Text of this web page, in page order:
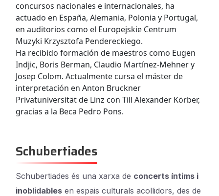
concursos nacionales e internacionales, ha
actuado en España, Alemania, Polonia y Portugal,
en auditorios como el Europejskie Centrum
Muzyki Krzysztofa Pendereckiego.
Ha recibido formación de maestros como Eugen
Indjic, Boris Berman, Claudio Martínez-Mehner y
Josep Colom. Actualmente cursa el máster de
interpretación en Anton Bruckner
Privatuniversität de Linz con Till Alexander Körber,
gracias a la Beca Pedro Pons.
Schubertiades
Schubertiades és una xarxa de concerts íntims i
inoblidables en espais culturals acollidors, des de